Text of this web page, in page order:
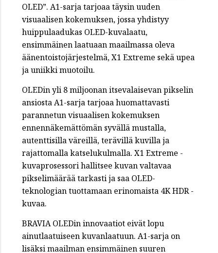
OLED”. A1-sarja tarjoaa täysin uuden
visuaalisen kokemuksen, jossa yhdistyy
huippulaadukas OLED-kuvalaatu,
ensimmäinen laatuaan maailmassa oleva
äänentoistojärjestelmä, X1 Extreme sekä upea
ja uniikki muotoilu.
OLEDin yli 8 miljoonan itsevalaisevan pikselin
ansiosta A1-sarja tarjoaa huomattavasti
parannetun visuaalisen kokemuksen
ennennäkemättömän syvällä mustalla,
autenttisilla väreillä, terävillä kuvilla ja
rajattomalla katselukulmalla. X1 Extreme -
kuvaprosessori hallitsee kuvan valtavaa
pikselimäärää tarkasti ja saa OLED-
teknologian tuottamaan erinomaista 4K HDR -
kuvaa.
BRAVIA OLEDin innovaatiot eivät lopu
ainutlaatuiseen kuvanlaatuun. A1-sarja on
lisäksi maailman ensimmäinen suuren